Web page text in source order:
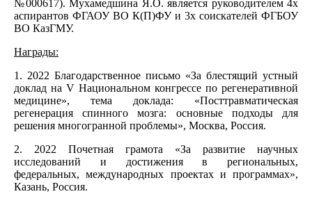
№000617). Мухамедшина Я.О. является руководителем 4х
аспирантов ФГАОУ ВО К(П)ФУ и 3х соискателей ФГБОУ
ВО КазГМУ.
Награды:
1. 2022 Благодарственное письмо «За блестящий устный
доклад на V Национальном конгрессе по регенеративной
медицине», тема доклада: «Посттравматическая
регенерация спинного мозга: основные подходы для
решения многогранной проблемы», Москва, Россия.
2. 2022 Почетная грамота «За развитие научных
исследований и достижения в региональных,
федеральных, международных проектах и программах»,
Казань, Россия.